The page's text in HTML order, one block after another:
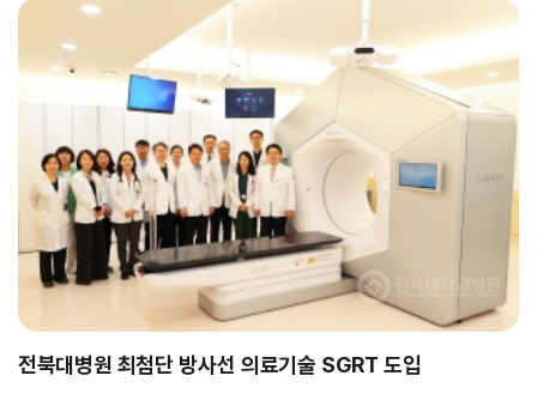
전북대병원 최첨단 방사선 의료기술 SGRT 도입